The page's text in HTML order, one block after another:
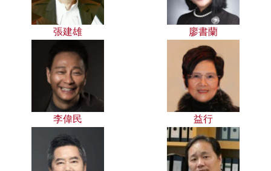
張建雄 廖書蘭
李偉民 益行